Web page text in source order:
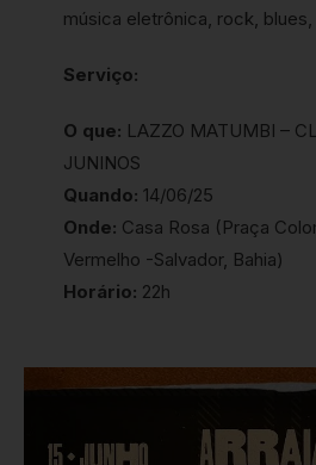
música eletrônica, rock, blues,
Serviço:
O que: LAZZO MATUMBI –
JUNINOS
Quando: 14/06/25
Onde: Casa Rosa (Praça
Vermelho -Salvador, Bahia)
Horário: 22h